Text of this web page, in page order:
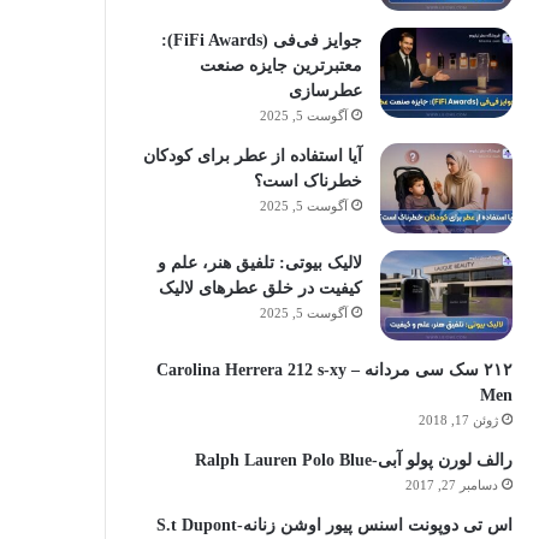
جوایز فی‌فی (FiFi Awards):
معتبرترین جایزه صنعت
عطرسازی
آگوست 5, 2025
آیا استفاده از عطر برای کودکان
خطرناک است؟
آگوست 5, 2025
لالیک بیوتی: تلفیق هنر، علم و
کیفیت در خلق عطرهای لالیک
آگوست 5, 2025
۲۱۲ سک سی مردانه – Carolina Herrera 212 s-xy
Men
ژوئن 17, 2018
رالف لورن پولو آبی-Ralph Lauren Polo Blue
دسامبر 27, 2017
اس تی دوپونت اسنس پیور اوشن زنانه-S.t Dupont